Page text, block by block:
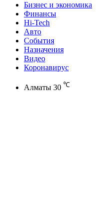
Бизнес и экономика
Финансы
Hi-Tech
Авто
События
Назначения
Видео
Коронавирус
Алматы 30 ℃